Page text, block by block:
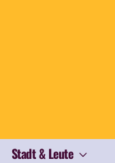
Stadt & Leute